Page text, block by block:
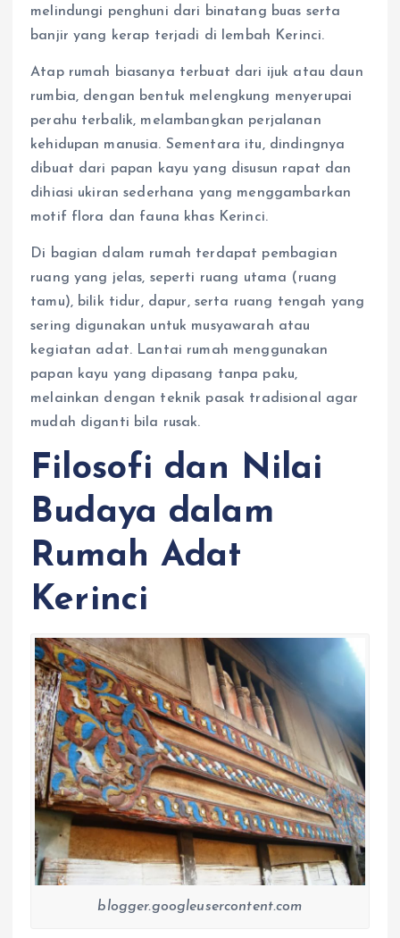
melindungi penghuni dari binatang buas serta
banjir yang kerap terjadi di lembah Kerinci.
Atap rumah biasanya terbuat dari ijuk atau daun
rumbia, dengan bentuk melengkung menyerupai
perahu terbalik, melambangkan perjalanan
kehidupan manusia. Sementara itu, dindingnya
dibuat dari papan kayu yang disusun rapat dan
dihiasi ukiran sederhana yang menggambarkan
motif flora dan fauna khas Kerinci.
Di bagian dalam rumah terdapat pembagian
ruang yang jelas, seperti ruang utama (ruang
tamu), bilik tidur, dapur, serta ruang tengah yang
sering digunakan untuk musyawarah atau
kegiatan adat. Lantai rumah menggunakan
papan kayu yang dipasang tanpa paku,
melainkan dengan teknik pasak tradisional agar
mudah diganti bila rusak.
Filosofi dan Nilai
Budaya dalam
Rumah Adat
Kerinci
blogger.googleusercontent.com